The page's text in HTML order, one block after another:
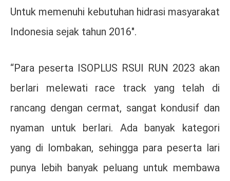
Untuk memenuhi kebutuhan hidrasi masyarakat
Indonesia sejak tahun 2016″.
“Para peserta ISOPLUS RSUI RUN 2023 akan
berlari melewati race track yang telah di
rancang dengan cermat, sangat kondusif dan
nyaman untuk berlari. Ada banyak kategori
yang di lombakan, sehingga para peserta lari
punya lebih banyak peluang untuk membawa